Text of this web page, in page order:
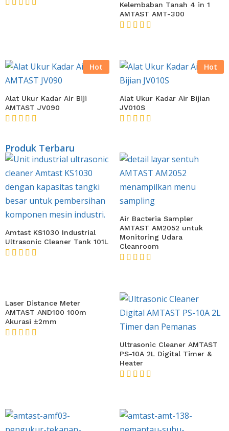
Kelembaban Tanah 4 in 1
AMTAST AMT-300
Hot
Alat Ukur Kadar Air Biji
AMTAST JV090
Hot
Alat Ukur Kadar Air Bijian
JV010S
Produk Terbaru
Amtast KS1030 Industrial
Ultrasonic Cleaner Tank 101L
Air Bacteria Sampler
AMTAST AM2052 untuk
Monitoring Udara
Cleanroom
Laser Distance Meter
AMTAST AND100 100m
Akurasi ±2mm
Ultrasonic Cleaner AMTAST
PS-10A 2L Digital Timer &
Heater